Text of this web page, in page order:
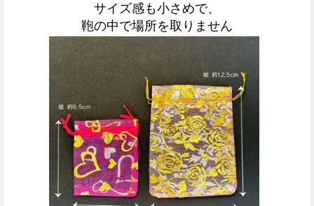
サイズ感も小さめで、
鞄の中で場所を取りません